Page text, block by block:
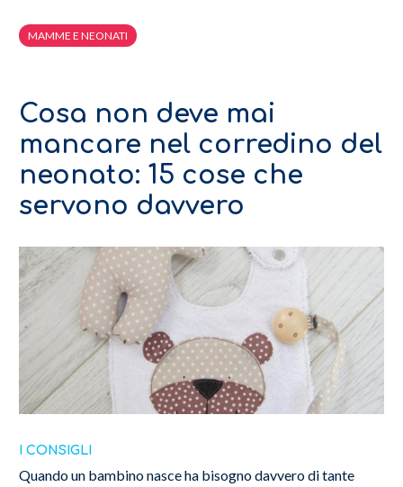
MAMME E NEONATI
8 Ottobre 2018
Cosa non deve mai
mancare nel corredino del
neonato: 15 cose che
servono davvero
I CONSIGLI
Quando un bambino nasce ha bisogno davvero di tante